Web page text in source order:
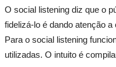
O social listening diz que o
fidelizá-lo é dando atenção a
Para o social listening
utilizadas. O intuito é